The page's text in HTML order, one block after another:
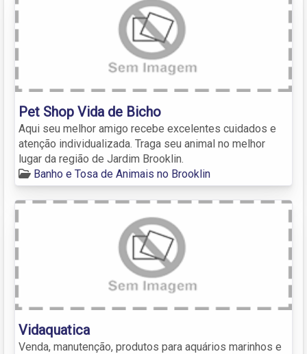
Pet Shop Vida de Bicho
Aqui seu melhor amigo recebe excelentes cuidados e
atenção individualizada. Traga seu animal no melhor
lugar da região de Jardim Brooklin.
Banho e Tosa de Animais no Brooklin
Vidaquatica
Venda, manutenção, produtos para aquários marinhos e